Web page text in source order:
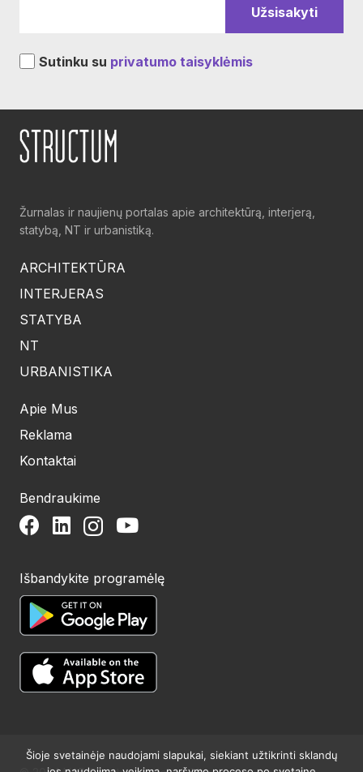
Sutinku su privatumo taisyklėmis
Žurnalas ir naujienų portalas apie architektūrą, interjerą,
statybą, NT ir urbanistiką.
ARCHITEKTŪRA
INTERJERAS
STATYBA
NT
URBANISTIKA
Apie Mus
Reklama
Kontaktai
Bendraukime
Išbandykite programėlę
Šioje svetainėje naudojami slapukai, siekiant užtikrinti sklandų